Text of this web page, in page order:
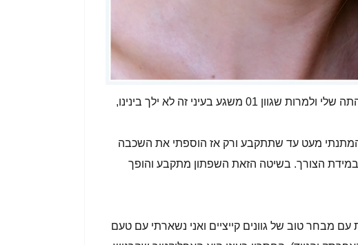
רובכן כבר יודעות ששפתון אדום הוא לא ממש כוס התה שלי ולמרות שגוון 01 משגע בעיני זה לא ילך בינינו,
מעט עד שתתקבע ורק אז הוספתי את השכבה
במידת הצורך. בשיטה הזאת השפתון מתקבע והופך
מבחר טוב של גוונים קייציים ואני נשארתי עם טעם